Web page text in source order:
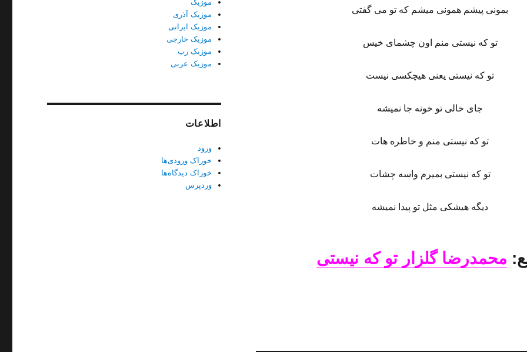
بمونی پیشم همونی میشم که تو می گفتی
تو که نیستی منم اون چشمای خیس
تو که نیستی یعنی هیچکسی نیست
جای خالی تو خونه جا نمیشه
تو که نیستی منم و خاطره هات
تو که نیستی بمیرم واسه چشات
دیگه هیشکی مثل تو پیدا نمیشه
محمدرضا گلزار تو که نیستی
موزیک
موزیک آذری
موزیک ایرانی
موزیک خارجی
موزیک رپ
موزیک عربی
اطلاعات
ورود
خوراک ورودی‌ها
خوراک دیدگاه‌ها
وردپرس